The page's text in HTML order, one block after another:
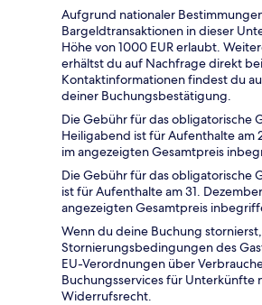
Aufgrund nationaler
Bargeldtransaktionen in dieser
Höhe von 1000 EUR erlaubt.
erhältst du auf Nachfrage direkt
Kontaktinformationen findest du
deiner Buchungsbestätigung.
Die Gebühr für das obligatorische
Heiligabend ist für Aufenthalte am
im angezeigten Gesamtpreis
Die Gebühr für das obligatorische
ist für Aufenthalte am 31.
angezeigten Gesamtpreis
Wenn du deine Buchung
Stornierungsbedingungen des
EU-Verordnungen über
Buchungsservices für Unterkünfte
Widerrufsrecht.